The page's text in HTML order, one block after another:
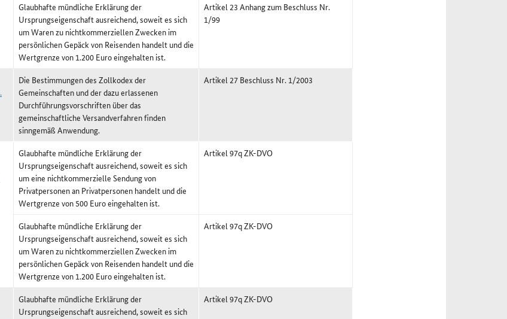
Glaubhafte mündliche Erklärung der
Ursprungseigenschaft ausreichend, soweit es sich
um Waren zu nichtkommerziellen Zwecken im
persönlichen Gepäck von Reisenden handelt und die
Wertgrenze von 1.200 Euro eingehalten ist.
Artikel 23 Anhang zum Beschluss Nr.
1/99
Die Bestimmungen des Zollkodex der
Gemeinschaften und der dazu erlassenen
Durchführungsvorschriften über das
gemeinschaftliche Versandverfahren finden
sinngemäß Anwendung.
Artikel 27 Beschluss Nr. 1/2003
Glaubhafte mündliche Erklärung der
Ursprungseigenschaft ausreichend, soweit es sich
um eine nichtkommerzielle Sendung von
Privatpersonen an Privatpersonen handelt und die
Wertgrenze von 500 Euro eingehalten ist.
Artikel 97q ZK-DVO
Glaubhafte mündliche Erklärung der
Ursprungseigenschaft ausreichend, soweit es sich
um Waren zu nichtkommerziellen Zwecken im
persönlichen Gepäck von Reisenden handelt und die
Wertgrenze von 1.200 Euro eingehalten ist.
Artikel 97q ZK-DVO
Glaubhafte mündliche Erklärung der
Ursprungseigenschaft ausreichend, soweit es sich
Artikel 97q ZK-DVO